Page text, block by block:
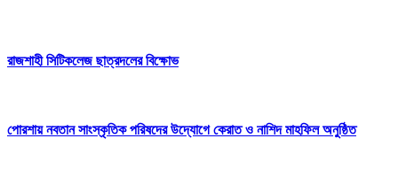
রাজশাহী সিটিকলেজ ছাত্রদলের বিক্ষোভ
পোরশায় নবতান সাংস্কৃতিক পরিষদের উদ্যোগে কেরাত ও নাশিদ মাহফিল অনুষ্ঠিত